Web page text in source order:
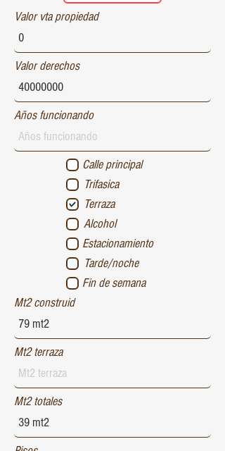
Valor vta propiedad
Valor derechos
Años funcionando
Calle principal
Trifasica
Terraza
Alcohol
Estacionamiento
Tarde/noche
Fin de semana
Mt2 construid
Mt2 terraza
Mt2 totales